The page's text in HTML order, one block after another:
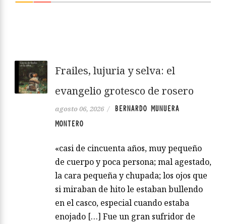
Frailes, lujuria y selva: el
evangelio grotesco de rosero
agosto 06, 2026 /
BERNARDO MUNUERA
MONTERO
«casi de cincuenta años, muy pequeño
de cuerpo y poca persona; mal agestado,
la cara pequeña y chupada; los ojos que
si miraban de hito le estaban bullendo
en el casco, especial cuando estaba
enojado […] Fue un gran sufridor de